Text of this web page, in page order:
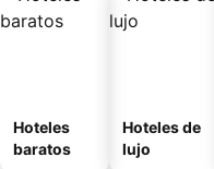
Hoteles
baratos
Hoteles de
lujo